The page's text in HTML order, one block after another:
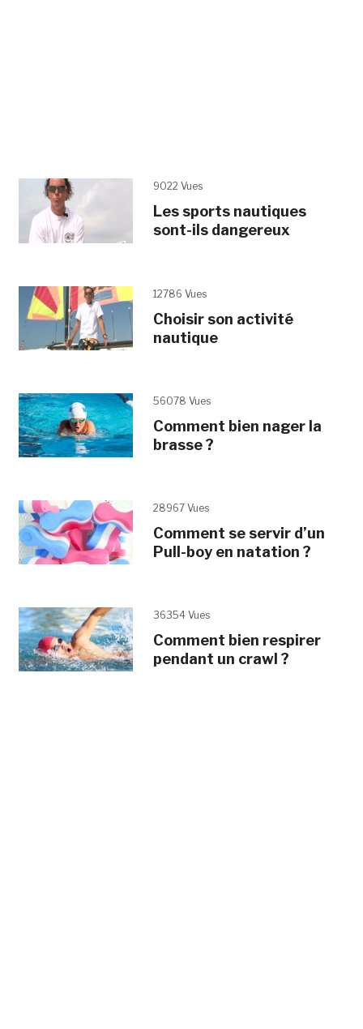
9022 Vues
Les sports nautiques
sont-ils dangereux
12786 Vues
Choisir son activité
nautique
56078 Vues
Comment bien nager la
brasse ?
28967 Vues
Comment se servir d’un
Pull-boy en natation ?
36354 Vues
Comment bien respirer
pendant un crawl ?